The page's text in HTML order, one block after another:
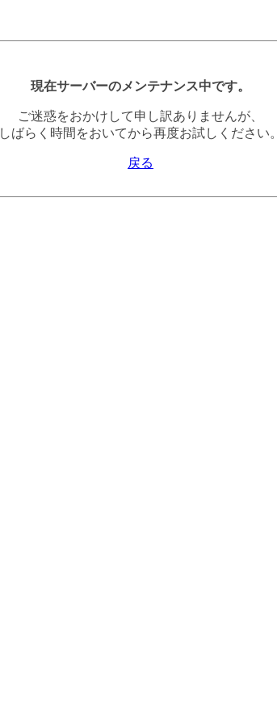
現在サーバーのメンテナンス中です。
ご迷惑をおかけして申し訳ありませんが、
しばらく時間をおいてから再度お試しください。
戻る